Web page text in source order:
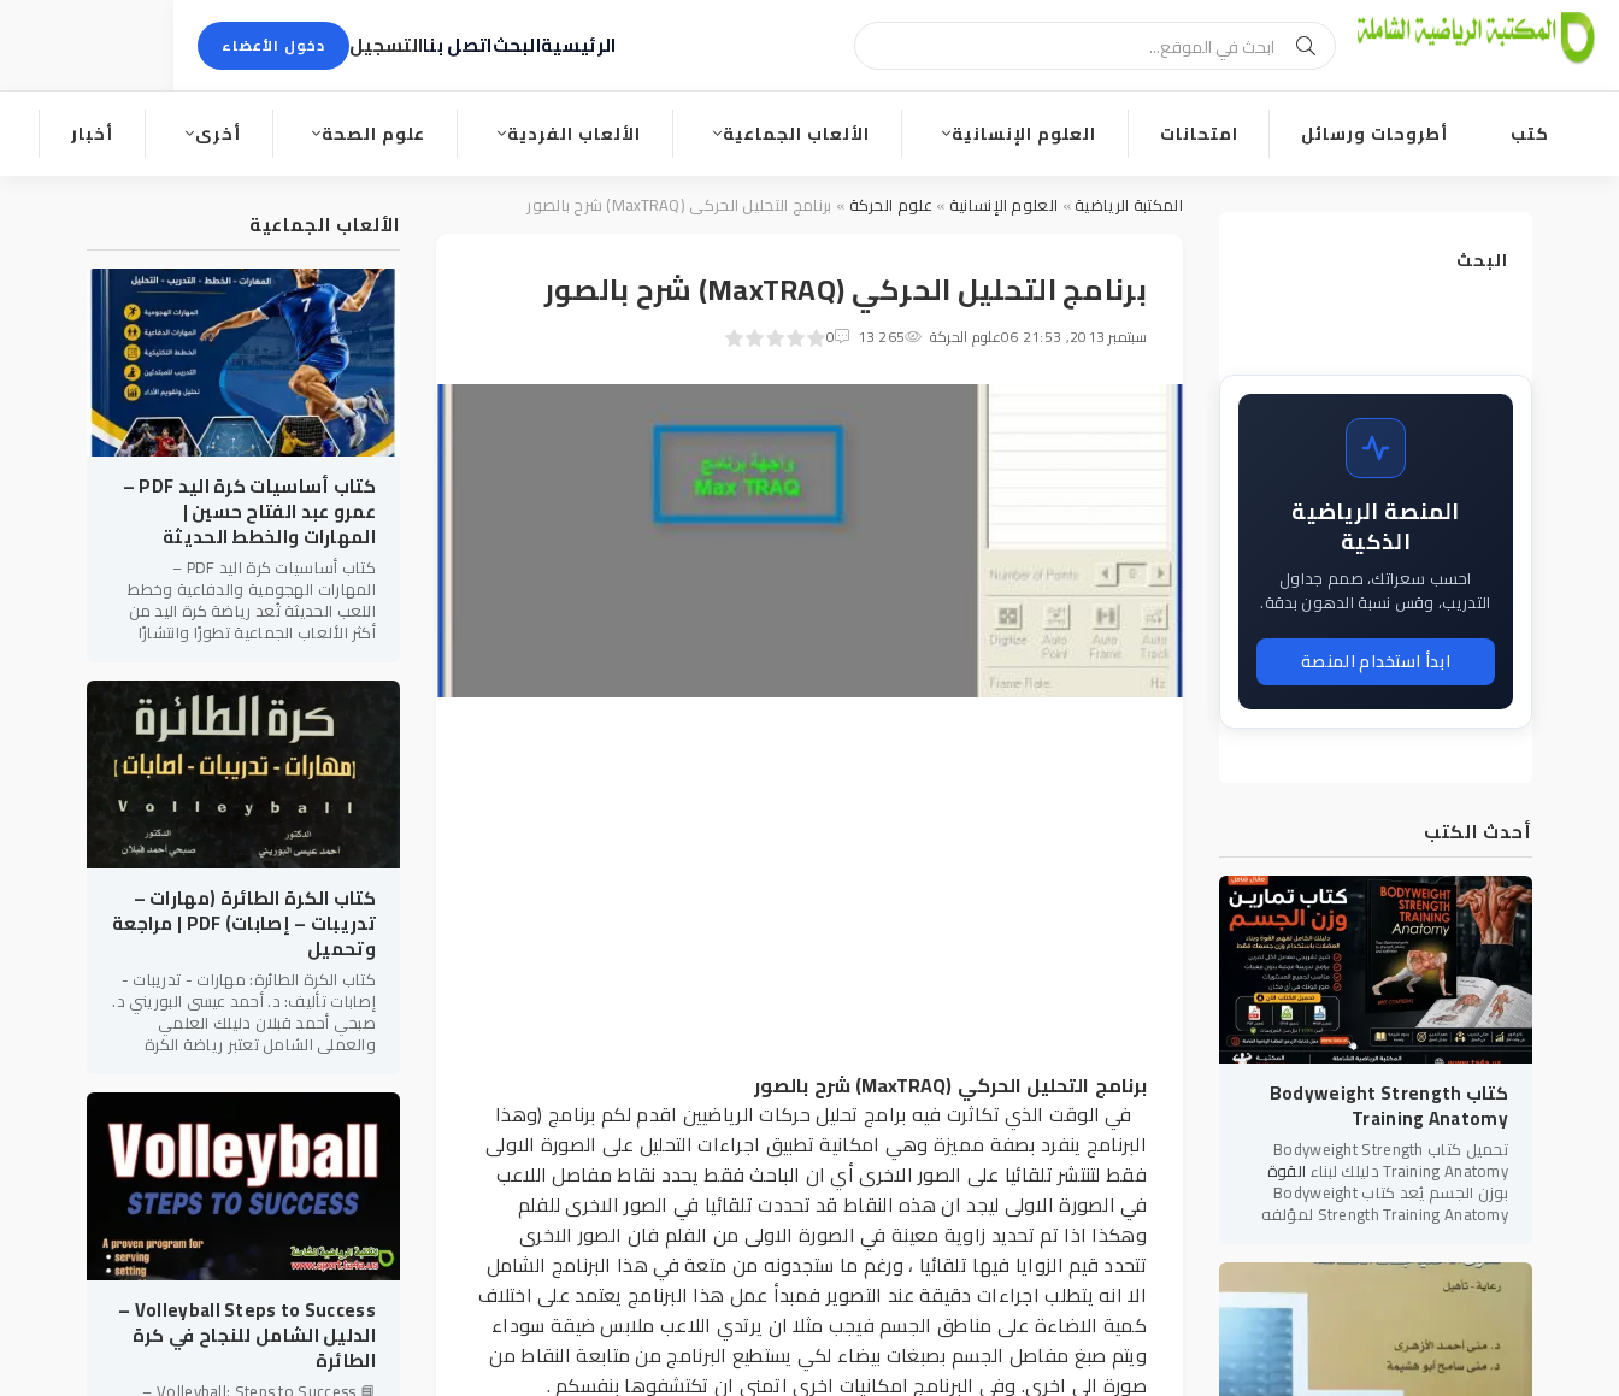
الرئيسيةالبحثاتصل بناالتسجيل دخول الأعضاء
كتب أطروحات ورسائل امتحانات العلوم الإنسانية الألعاب الجماعية الألعاب الفردية علوم الصحة أخرى أخبار
البحث
المنصة الرياضية
الذكية
احسب سعراتك، صمم جداول
التدريب، وقس نسبة الدهون بدقة.
ابدأ استخدام المنصة
أحدث الكتب
كتاب Bodyweight Strength
Training Anatomy
تحميل كتاب Bodyweight Strength
Training Anatomy دليلك لبناء القوة
بوزن الجسم يُعد كتاب Bodyweight
Strength Training Anatomy لمؤلفه
المراجع العلمية والعملية في
المكتبة الرياضية» العلوم الإنسانية » علوم الحركة » برنامج التحليل الحركي (MaxTRAQ) شرح بالصور
برنامج التحليل الحركي (MaxTRAQ) شرح بالصور
06 سبتمبر 2013, 21:53 علوم الحركة 13 265
0 0
1
2
3
4
5
برنامج التحليل الحركي (MaxTRAQ) شرح بالصور
في الوقت الذي تكاثرت فيه برامج تحليل حركات الرياضيين اقدم لكم برنامج (وهذا
البرنامج ينفرد بصفة مميزة وهي امكانية تطبيق اجراءات التحليل على الصورة الاولى
فقط لتنتشر تلقائيا على الصور الاخرى أي ان الباحث فقط يحدد نقاط مفاصل اللاعب
في الصورة الاولى ليجد ان هذه النقاط قد تحددت تلقائيا في الصور الاخرى للفلم
وهكذا اذا تم تحديد زاوية معينة في الصورة الاولى من الفلم فان الصور الاخرى
تتحدد قيم الزوايا فيها تلقائيا ، ورغم ما ستجدونه من متعة في هذا البرنامج الشامل
الا انه يتطلب اجراءات دقيقة عند التصوير فمبدأ عمل هذا البرنامج يعتمد على اختلاف
كمية الاضاءة على مناطق الجسم فيجب مثلا ان يرتدي اللاعب ملابس ضيقة سوداء
ويتم صبغ مفاصل الجسم بصبغات بيضاء لكي يستطيع البرنامج من متابعة النقاط من
صورة الى اخرى. وفي البرنامج امكانيات اخرى اتمنى ان تكتشفوها بنفسكم .
الألعاب الجماعية
كتاب أساسيات كرة اليد PDF –
عمرو عبد الفتاح حسين |
المهارات والخطط الحديثة
كتاب أساسيات كرة اليد PDF –
المهارات الهجومية والدفاعية وخطط
اللعب الحديثة تُعد رياضة كرة اليد من
أكثر الألعاب الجماعية تطورًا وانتشارًا
سرعة الأداء، والتنوع الخططي،
كتاب الكرة الطائرة (مهارات –
تدريبات – إصابات) PDF | مراجعة
وتحميل
كتاب الكرة الطائرة: مهارات - تدريبات -
إصابات تأليف: د. أحمد عيسى البوريني د.
صبحي أحمد قبلان دليلك العلمي
والعملي الشامل تعتبر رياضة الكرة
شعبية وإثارة على مستوى
Volleyball Steps to Success –
الدليل الشامل للنجاح في كرة
الطائرة